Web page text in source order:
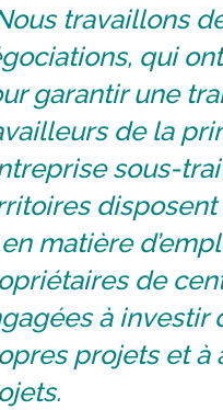
travaillons
qui
garantir une
de la
sous-
disposent
matière
de
à investir
projets et à